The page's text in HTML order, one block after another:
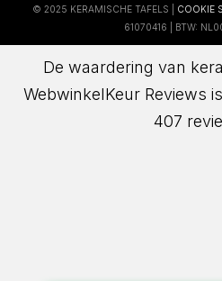
© 2025 KERAMISCHE TAFELS | COOKIE
61070416 | BTW:
De waardering van
WebwinkelKeur Reviews
407